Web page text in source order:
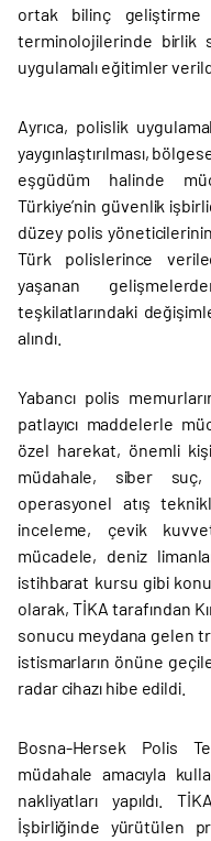
ortak bilinç geliştirme
terminolojilerinde birlik
uygulamalı eğitimler
Ayrıca, polislik
yaygınlaştırılması,
eşgüdüm halinde
Türkiye’nin güvenlik
düzey polis
Türk polislerince
yaşanan
teşkilatlarındaki
alındı.
Yabancı polis
patlayıcı maddelerle
özel harekat, önemli
müdahale, siber
operasyonel atış
inceleme, çevik
mücadele, deniz
istihbarat kursu gibi
olarak, TİKA tarafından
sonucu meydana gelen
istismarların önüne
radar cihazı hibe edildi.
Bosna-Hersek Polis
müdahale amacıyla
nakliyatları yapıldı.
İşbirliğinde yürütülen